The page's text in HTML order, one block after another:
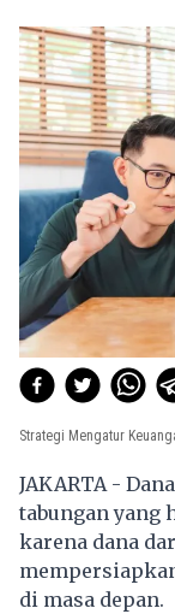
Strategi Mengatur
JAKARTA -
tabungan yang
karena dana
di masa depan.